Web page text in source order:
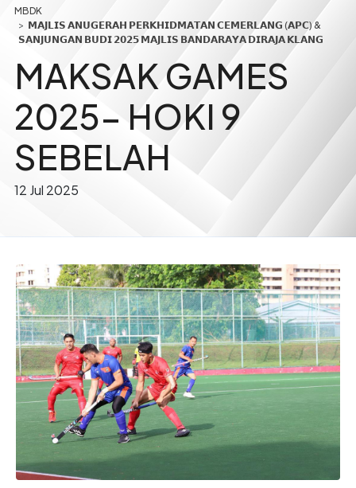
Breadcrumb
𝗠𝗔𝗝𝗟𝗜𝗦 𝗔𝗡𝗨𝗚𝗘𝗥𝗔𝗛 𝗣𝗘𝗥𝗞𝗛𝗜𝗗𝗠𝗔𝗧𝗔𝗡 𝗖𝗘𝗠𝗘𝗥𝗟𝗔𝗡𝗚 (𝗔𝗣𝗖) &
𝗦𝗔𝗡𝗝𝗨𝗡𝗚𝗔𝗡 𝗕𝗨𝗗𝗜 𝟮𝟬𝟮𝟱 𝗠𝗔𝗝𝗟𝗜𝗦 𝗕𝗔𝗡𝗗𝗔𝗥𝗔𝗬𝗔 𝗗𝗜𝗥𝗔𝗝𝗔 𝗞𝗟𝗔𝗡𝗚
MAKSAK GAMES
2025- HOKI 9
SEBELAH
12 Jul 2025